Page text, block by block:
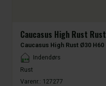
Caucasus High Rust Rust
Caucasus High Rust Ø30 H60
Placement
Indendørs
Rust
Varenr.: 127277